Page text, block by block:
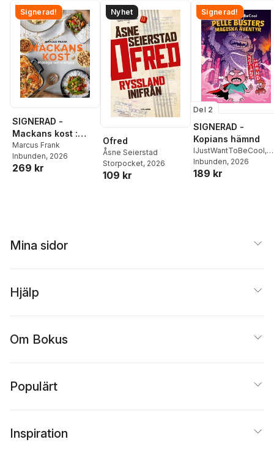
Signerad!
SIGNERAD -
Mackans kost :
Middagar och
matlådor
Marcus Frank
Inbunden, 2026
269 kr
Nyhet
Ofred
Åsne Seierstad
Storpocket, 2026
109 kr
Signerad!
Del 2
SIGNERAD -
Kopians hämnd
IJustWantToBeCool,
Joel Adolphson
Ejdemo Beer
Inbunden, 2026
189 kr
Mina sidor
Hjälp
Om Bokus
Populärt
Inspiration